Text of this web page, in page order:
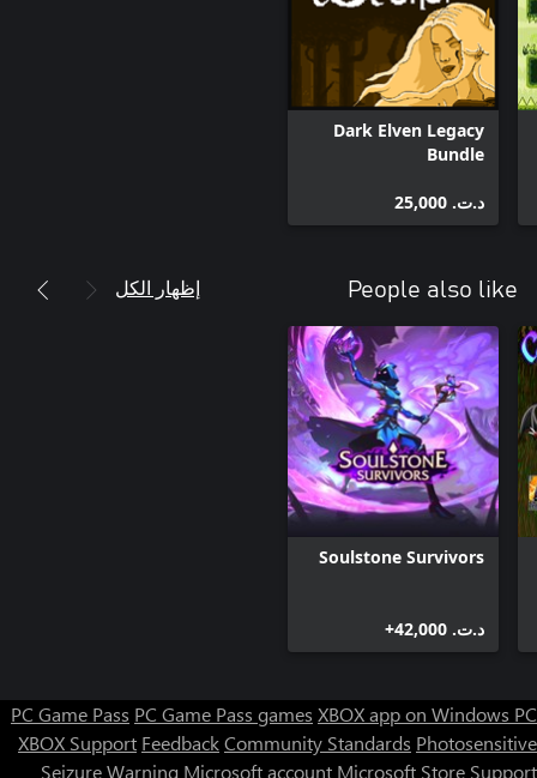
Dark Elven Legacy
Bundle
د.ت.‏ 25,000
People also like إظهار الكل
Soulstone Survivors
د.ت.‏ 42,000+
PC Game Pass PC Game Pass games XBOX app on Windows PC
XBOX Support FeedbackCommunity Standards Photosensitive
Seizure Warning Microsoft account Microsoft Store Support